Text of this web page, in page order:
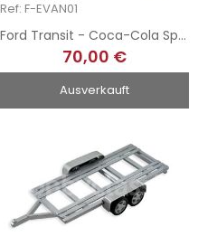
Ref: F-EVAN01
Ford Transit - Coca-Cola Special Edition
70,00 €
Ausverkauft